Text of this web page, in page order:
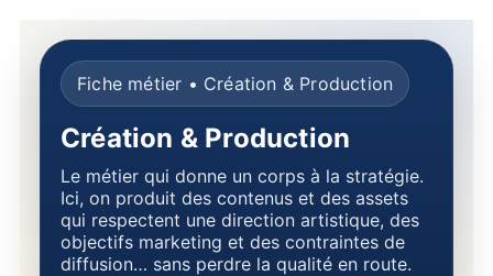
Fiche métier • Création & Production
Création & Production
Le métier qui donne un corps à la stratégie.
Ici, on produit des contenus et des assets
qui respectent une direction artistique, des
objectifs marketing et des contraintes de
diffusion… sans perdre la qualité en route.